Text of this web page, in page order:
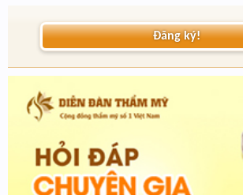
Đăng ký!